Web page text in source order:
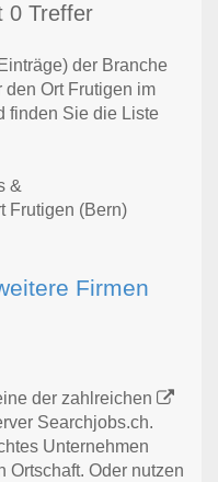
0 Treffer
der Branche
Ort Frutigen im
finden Sie die Liste
&
Frutigen (Bern)
Firmen
der zahlreichen
Searchjobs.ch.
Unternehmen
Ortschaft. Oder nutzen